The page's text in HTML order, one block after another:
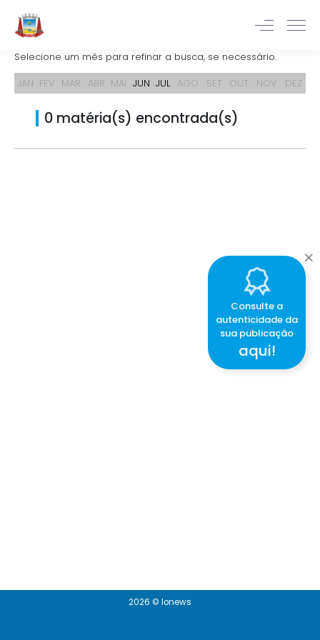
Selecione um mês para refinar a busca, se necessário.
JAN FEV MAR ABR MAI JUN JUL AGO SET OUT NOV DEZ
0 matéria(s) encontrada(s)
2026 © Ionews
Consulte a
autenticidade da
sua publicação
aqui!